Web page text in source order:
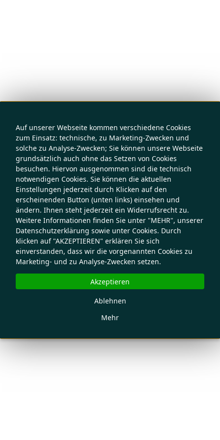
Auf unserer Webseite kommen verschiedene Cookies
zum Einsatz: technische, zu Marketing-Zwecken und
solche zu Analyse-Zwecken; Sie können unsere Webseite
grundsätzlich auch ohne das Setzen von Cookies
besuchen. Hiervon ausgenommen sind die technisch
notwendigen Cookies. Sie können die aktuellen
Einstellungen jederzeit durch Klicken auf den
erscheinenden Button (unten links) einsehen und
ändern. Ihnen steht jederzeit ein Widerrufsrecht zu.
Weitere Informationen finden Sie unter "MEHR", unserer
Datenschutzerklärung sowie unter Cookies. Durch
klicken auf "AKZEPTIEREN" erklären Sie sich
einverstanden, dass wir die vorgenannten Cookies zu
Marketing- und zu Analyse-Zwecken setzen.
Mehr
Ablehnen
Akzeptieren